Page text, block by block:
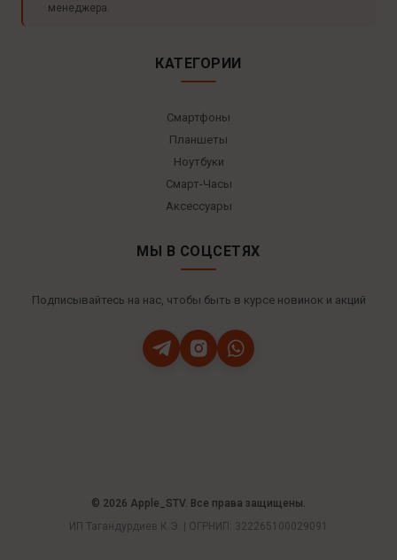
менеджера.
КАТЕГОРИИ
Смартфоны
Планшеты
Ноутбуки
Смарт-Часы
Аксессуары
МЫ В СОЦСЕТЯХ
Подписывайтесь на нас, чтобы быть в курсе новинок и акций
© 2026 Apple_STV. Все права защищены.
ИП Тагандурдиев К.Э. | ОГРНИП: 322265100029091